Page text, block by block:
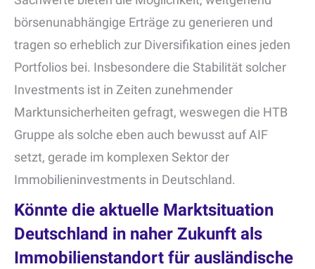
börsenunabhängige Erträge zu generieren und
tragen so erheblich zur Diversifikation eines jeden
Portfolios bei. Insbesondere die Stabilität solcher
Investments ist in Zeiten zunehmender
Marktunsicherheiten gefragt, weswegen die HTB
Gruppe als solche eben auch bewusst auf AIF
setzt, gerade im komplexen Sektor der
Immobilieninvestments in Deutschland.
Könnte die aktuelle Marktsituation
Deutschland in naher Zukunft als
Immobilienstandort für ausländische